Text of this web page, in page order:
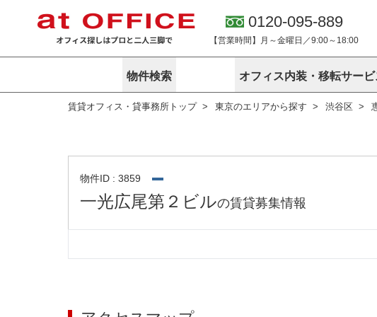
0120-095-889
【営業時間】月～金曜日／9:00～18:00
物件検索
東京
路線から探す
こだわりから探す
賃料相場を参考に探す
地図から探す
居抜き物件特集
神奈川
路線から探す
地図から探す
神奈川のクリニックを探す
オフィス内装・移転サービ
サービス内容
オフィス探しノウハウ
アットオフィスが選ばれ
無料ダウンロード
企業情報
オフィス紹介
賃貸オフィス・貸事務所トップ 東京のエリアから探す 渋谷区
物件ID : 3859
一光広尾第２ビルの賃貸募集情報